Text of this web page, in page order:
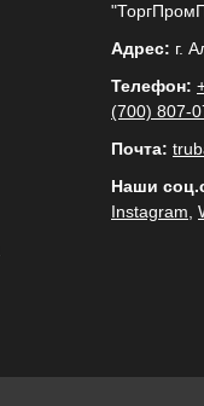
Адрес: г.
Телефон:
(700) 807-
Почта:
Наши
Instagram,